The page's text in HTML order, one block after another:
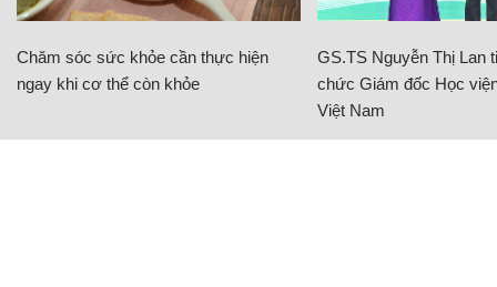
Chăm sóc sức khỏe cần thực hiện
ngay khi cơ thể còn khỏe
GS.TS Nguyễn Thị Lan
chức Giám đốc Học
Việt Nam